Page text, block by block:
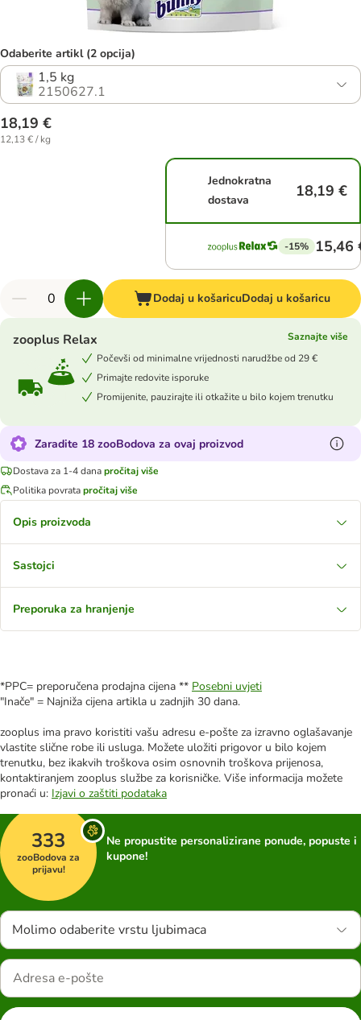
Odaberite artikl (2 opcija)
1,5 kg
2150627.1
18,19 €
12,13 € / kg
Jednokratna
dostava
18,19 €
-15% 15,46
Dodaj u košaricuDodaj u košaricu
zooplus Relax
Saznajte više
Počevši od minimalne vrijednosti narudžbe od 29 €
Primajte redovite isporuke
Promijenite, pauzirajte ili otkažite u bilo kojem trenutku
Zaradite 18 zooBodova za ovaj proizvod
Dostava za 1-4 danapročitaj više
Politika povratapročitaj više
Opis proizvoda
Sastojci
Preporuka za hranjenje
*PPC= preporučena prodajna cijena ** Posebni uvjeti
"Inače" = Najniža cijena artikla u zadnjih 30 dana.
zooplus ima pravo koristiti vašu adresu e-pošte za izravno oglašavanje
vlastite slične robe ili usluga. Možete uložiti prigovor u bilo kojem
trenutku, bez ikakvih troškova osim osnovnih troškova prijenosa,
kontaktiranjem zooplus službe za korisničke. Više informacija možete
pronaći u: Izjavi o zaštiti podataka
333
zooBodova za
prijavu!
Ne propustite personalizirane ponude, popuste i
kupone!
Molimo odaberite vrstu ljubimaca